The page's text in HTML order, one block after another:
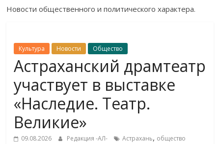
Новости общественного и политического характера.
Культура Новости Общество
Астраханский драмтеатр
участвует в выставке
«Наследие. Театр.
Великие»
09.08.2026 Редакция -АЛ- Астрахань, общество